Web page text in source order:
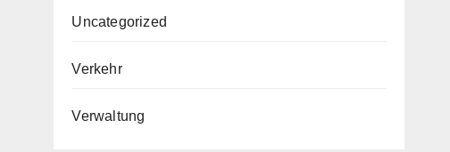
Uncategorized
Verkehr
Verwaltung